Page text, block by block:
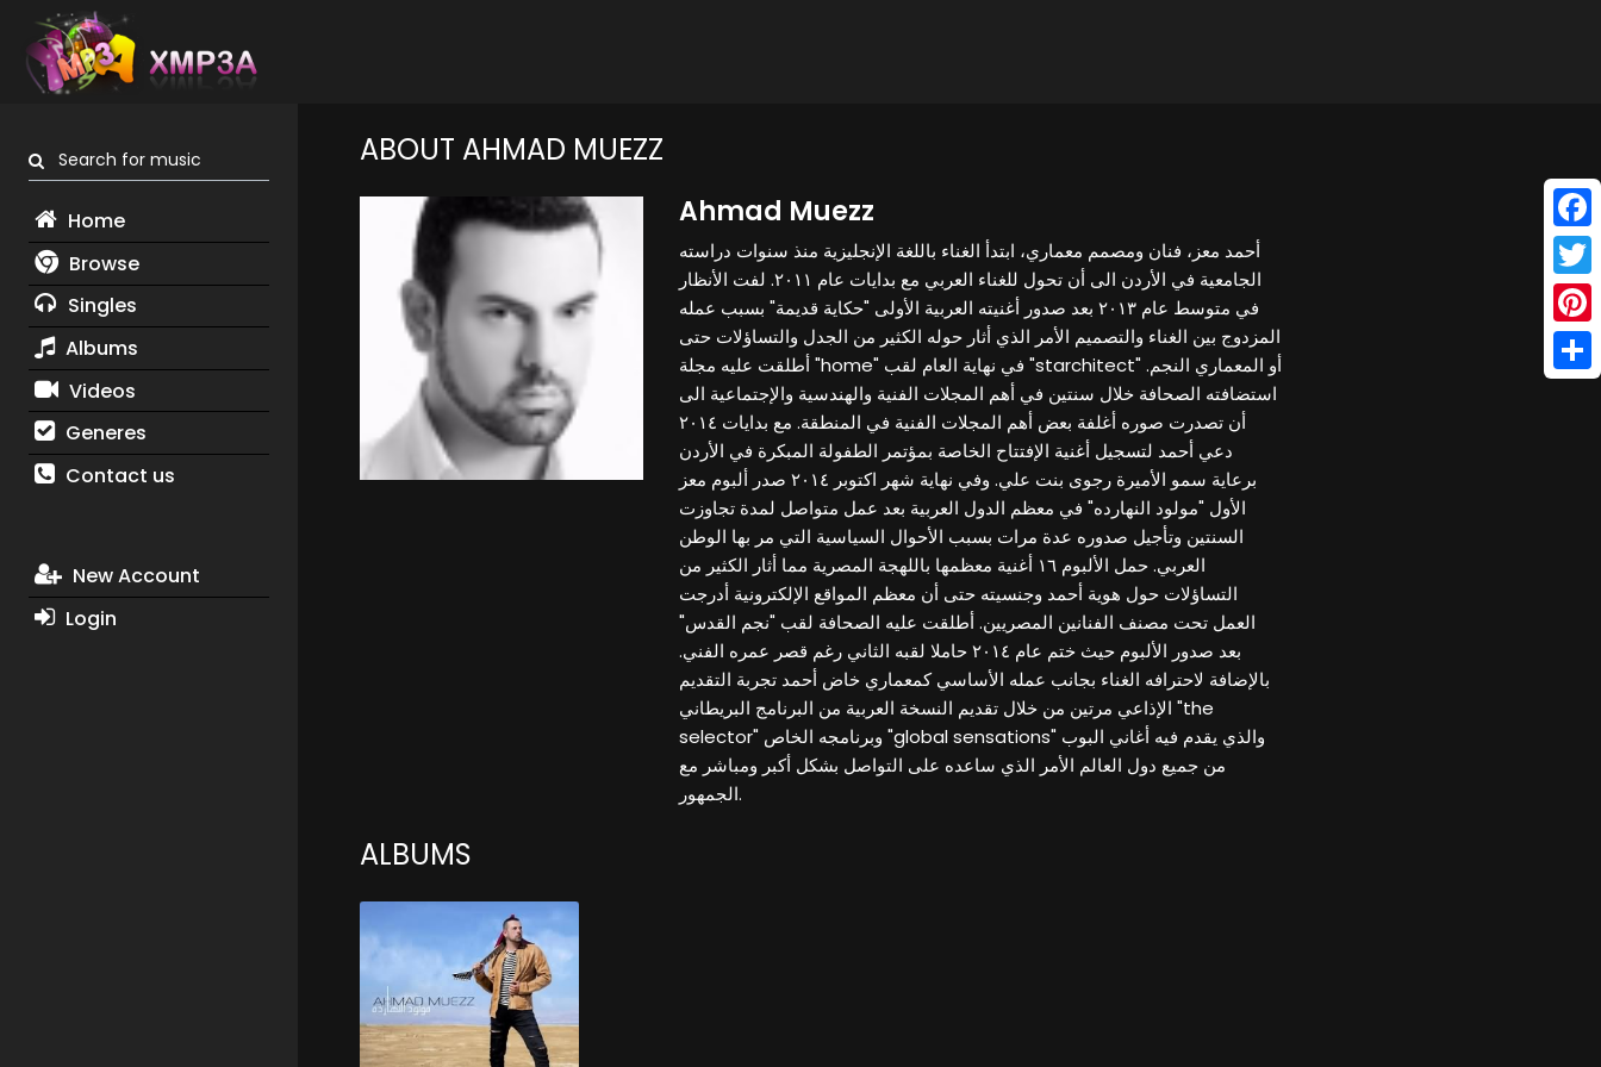
Search for music
Home
Browse
Singles
Albums
Videos
Generes
Contact us
New Account
Login
ABOUT AHMAD MUEZZ
Ahmad Muezz
أحمد معز، فنان ومصمم معماري، ابتدأ الغناء باللغة الإنجليزية منذ سنوات دراسته
الجامعية في الأردن الى أن تحول للغناء العربي مع بدايات عام ٢٠١١. لفت الأنظار
في متوسط عام ٢٠١٣ بعد صدور أغنيته العربية الأولى "حكاية قديمة" بسبب عمله
المزدوج بين الغناء والتصميم الأمر الذي أثار حوله الكثير من الجدل والتساؤلات حتى
أطلقت عليه مجلة "home" في نهاية العام لقب "starchitect" أو المعماري النجم.
استضافته الصحافة خلال سنتين في أهم المجلات الفنية والهندسية والإجتماعية الى
أن تصدرت صوره أغلفة بعض أهم المجلات الفنية في المنطقة. مع بدايات ٢٠١٤
دعي أحمد لتسجيل أغنية الإفتتاح الخاصة بمؤتمر الطفولة المبكرة في الأردن
برعاية سمو الأميرة رجوى بنت علي. وفي نهاية شهر اكتوبر ٢٠١٤ صدر ألبوم معز
الأول "مولود النهارده" في معظم الدول العربية بعد عمل متواصل لمدة تجاوزت
السنتين وتأجيل صدوره عدة مرات بسبب الأحوال السياسية التي مر بها الوطن
العربي. حمل الألبوم ١٦ أغنية معظمها باللهجة المصرية مما أثار الكثير من
التساؤلات حول هوية أحمد وجنسيته حتى أن معظم المواقع الإلكترونية أدرجت
العمل تحت مصنف الفنانين المصريين. أطلقت عليه الصحافة لقب "نجم القدس"
بعد صدور الألبوم حيث ختم عام ٢٠١٤ حاملا لقبه الثاني رغم قصر عمره الفني.
بالإضافة لاحترافه الغناء بجانب عمله الأساسي كمعماري خاض أحمد تجربة التقديم
الإذاعي مرتين من خلال تقديم النسخة العربية من البرنامج البريطاني "the
selector" وبرنامجه الخاص "global sensations" والذي يقدم فيه أغاني البوب
من جميع دول العالم الأمر الذي ساعده على التواصل بشكل أكبر ومباشر مع
الجمهور.
ALBUMS